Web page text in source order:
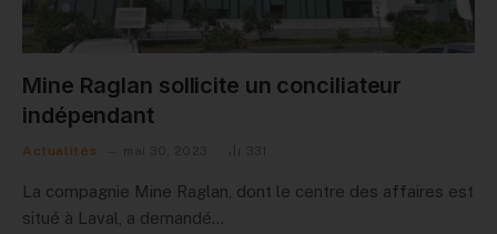
Mine Raglan sollicite un conciliateur
indépendant
Actualités
La compagnie Mine Raglan, dont le centre des affaires est
situé à Laval, a demandé…